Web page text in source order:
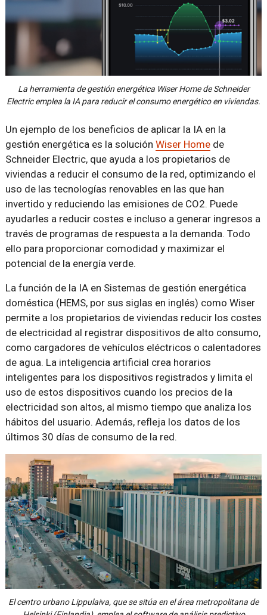
La herramienta de gestión energética Wiser Home de Schneider
Electric emplea la IA para reducir el consumo energético en viviendas.
Un ejemplo de los beneficios de aplicar la IA en la
gestión energética es la solución Wiser Homede
Schneider Electric, que ayuda a los propietarios de
viviendas a reducir el consumo de la red, optimizando el
uso de las tecnologías renovables en las que han
invertido y reduciendo las emisiones de CO2. Puede
ayudarles a reducir costes e incluso a generar ingresos a
través de programas de respuesta a la demanda. Todo
ello para proporcionar comodidad y maximizar el
potencial de la energía verde.
La función de la IA en Sistemas de gestión energética
doméstica (HEMS, por sus siglas en inglés) como Wiser
permite a los propietarios de viviendas reducir los costes
de electricidad al registrar dispositivos de alto consumo,
como cargadores de vehículos eléctricos o calentadores
de agua. La inteligencia artificial crea horarios
inteligentes para los dispositivos registrados y limita el
uso de estos dispositivos cuando los precios de la
electricidad son altos, al mismo tiempo que analiza los
hábitos del usuario. Además, refleja los datos de los
últimos 30 días de consumo de la red.
El centro urbano Lippulaiva, que se sitúa en el área metropolitana de